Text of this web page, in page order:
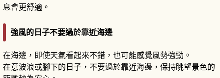
息會更舒適。
強風的日子不要過於靠近海邊
在海邊，即使天氣看起來不錯，也可能感覺風勢強勁。
在意波浪或腳下的日子，不要過於靠近海邊，保持眺望景色的